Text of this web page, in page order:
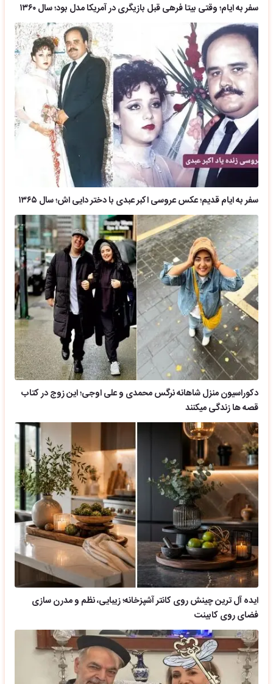
سفر به ایام؛ وقتی بیتا فرهی قبل بازیگری در آمریکا مدل بود؛ سال ۱۳۶۰
سفر به ایام قدیم؛ عکس عروسی اکبر عبدی با دختر دایی اش؛ سال ۱۳۶۵
دکوراسیون منزل شاهانه نرگس محمدی و علی اوجی؛ این زوج در کتاب
قصه ها زندگی میکنند
ایده آل ترین چینش روی کانتر آشپزخانه؛ زیبایی، نظم و مدرن سازی
فضای روی کابینت